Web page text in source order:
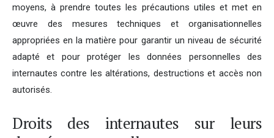
moyens, à prendre toutes les précautions utiles et met en
œuvre des mesures techniques et organisationnelles
appropriées en la matière pour garantir un niveau de sécurité
adapté et pour protéger les données personnelles des
internautes contre les altérations, destructions et accès non
autorisés.
Droits des internautes sur leurs